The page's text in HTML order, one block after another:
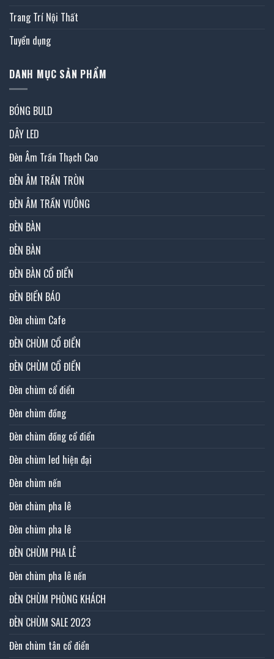
Trang Trí Nội Thất
Tuyển dụng
DANH MỤC SẢN PHẨM
BÓNG BULD
DÂY LED
Đèn Âm Trần Thạch Cao
ĐÈN ÂM TRẦN TRÒN
ĐÈN ÂM TRẦN VUÔNG
ĐÈN BÀN
ĐÈN BÀN
ĐÈN BÀN CỔ ĐIỂN
ĐÈN BIỂN BÁO
Đèn chùm Cafe
ĐÈN CHÙM CỔ ĐIỂN
ĐÈN CHÙM CỔ ĐIỂN
Đèn chùm cổ điển
Đèn chùm đồng
Đèn chùm đồng cổ điển
Đèn chùm led hiện đại
Đèn chùm nến
Đèn chùm pha lê
Đèn chùm pha lê
ĐÈN CHÙM PHA LÊ
Đèn chùm pha lê nến
ĐÈN CHÙM PHÒNG KHÁCH
ĐÈN CHÙM SALE 2023
Đèn chùm tân cổ điển